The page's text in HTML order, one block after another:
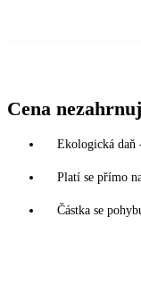
Cena
Ekologická daň
Platí se přímo
Částka se